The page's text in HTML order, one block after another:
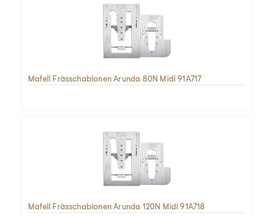
Mafell Frässchablonen Arunda 80N Midi 91A717
Mafell Frässchablonen Arunda 120N Midi 91A718